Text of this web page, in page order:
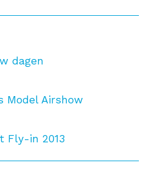
dagen
Model Airshow
Fly-in 2013